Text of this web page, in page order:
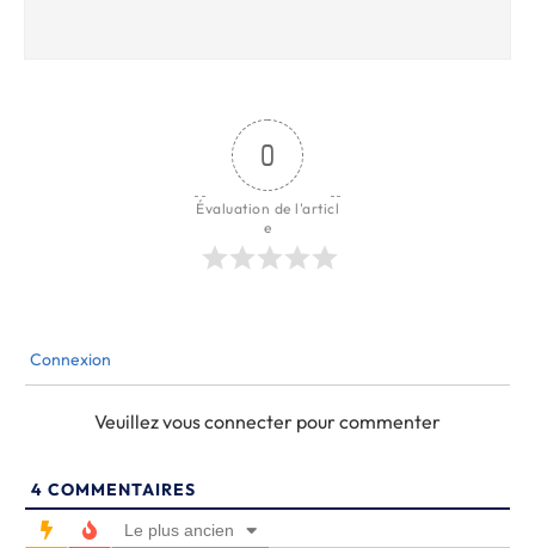
0
Évaluation de l'articl
e
Connexion
Veuillez vous connecter pour commenter
4 COMMENTAIRES
Le plus ancien